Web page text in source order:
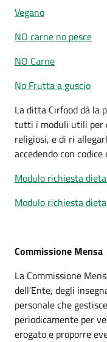
Vegano
NO carne no pesce
NO Carne
No Frutta a guscio
La ditta Cirfood dà la
tutti i moduli utili per
religiosi, e di ri
accedendo con
Modulo richiesta
Modulo richiesta
Commissione Mensa
La Commissione
dell’Ente, degli
personale che
periodicamente per
erogato e proporre